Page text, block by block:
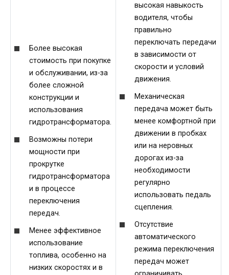
Более высокая
стоимость при покупке
и обслуживании, из-за
более сложной
конструкции и
использования
гидротрансформатора.
Возможны потери
мощности при
прокрутке
гидротрансформатора
и в процессе
переключения
передач.
Менее эффективное
использование
топлива, особенно на
низких скоростях и в
высокая навыкость
водителя, чтобы
правильно
переключать передачи
в зависимости от
скорости и условий
движения.
Механическая
передача может быть
менее комфортной при
движении в пробках
или на неровных
дорогах из-за
необходимости
регулярно
использовать педаль
сцепления.
Отсутствие
автоматического
режима переключения
передач может